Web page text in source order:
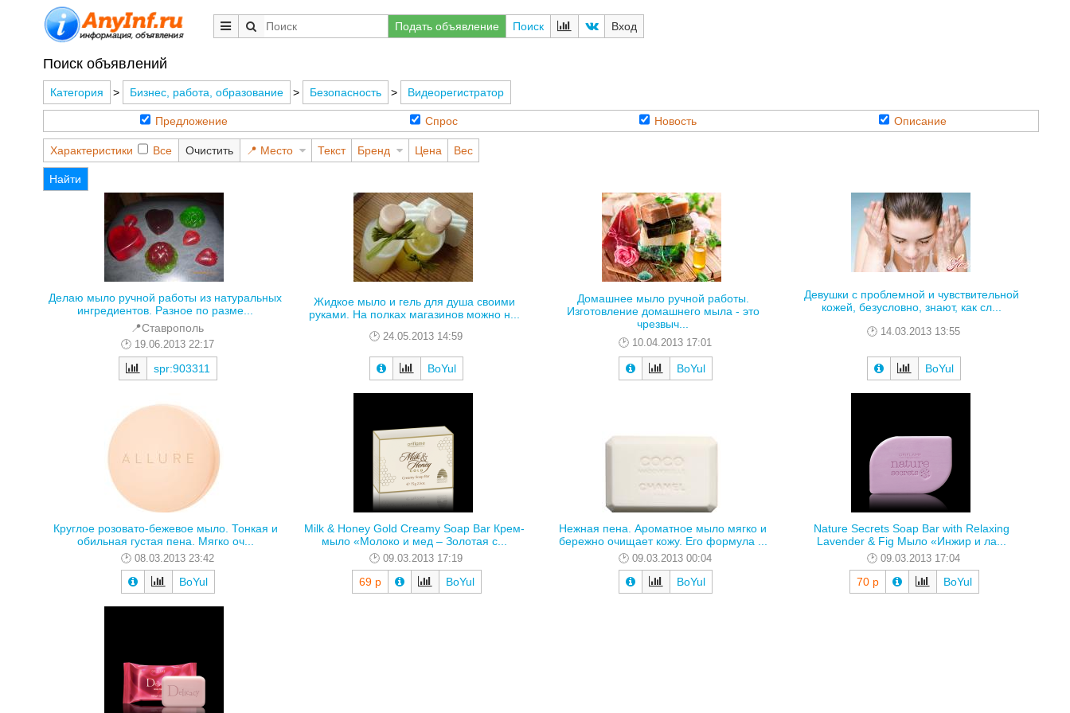
Подать объявление Поиск Вход
Поиск объявлений
Категория > Бизнес, работа, образование > Безопасность > Видеорегистратор
Предложение Спрос Новость Описание
Характеристики Все Очистить Место Текст Бренд Цена Вес
Найти
Делаю мыло ручной работы из натуральных
ингредиентов. Разное по разме...
📍Ставрополь
19.06.2013 22:17
spr:903311
Жидкое мыло и гель для душа своими
руками. На полках магазинов можно н...
24.05.2013 14:59
BoYul
Домашнее мыло ручной работы.
Изготовление домашнего мыла - это
чрезвыч...
10.04.2013 17:01
BoYul
Девушки с проблемной и чувствительной
кожей, безусловно, знают, как сл...
14.03.2013 13:55
BoYul
Круглое розовато-бежевое мыло. Тонкая и
обильная густая пена. Мягко оч...
08.03.2013 23:42
BoYul
Milk & Honey Gold Creamy Soap Bar Крем-
мыло «Молоко и мед – Золотая с...
09.03.2013 17:19
69 р BoYul
Нежная пена. Ароматное мыло мягко и
бережно очищает кожу. Его формула ...
09.03.2013 00:04
BoYul
Nature Secrets Soap Bar with Relaxing
Lavender & Fig Мыло «Инжир и ла...
09.03.2013 17:04
70 р BoYul